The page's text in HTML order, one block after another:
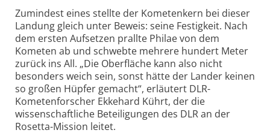
Zumindest eines stellte der Kometenkern bei dieser
Landung gleich unter Beweis: seine Festigkeit. Nach
dem ersten Aufsetzen prallte Philae von dem
Kometen ab und schwebte mehrere hundert Meter
zurück ins All. „Die Oberfläche kann also nicht
besonders weich sein, sonst hätte der Lander keinen
so großen Hüpfer gemacht“, erläutert DLR-
Kometenforscher Ekkehard Kührt, der die
wissenschaftliche Beteiligungen des DLR an der
Rosetta-Mission leitet.